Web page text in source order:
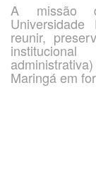
A missão
reunir,
Maringá em